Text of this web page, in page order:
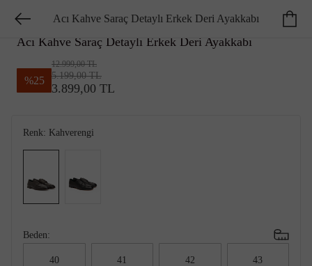
GEORGE HOGG SMART
Acı Kahve Saraç Detaylı Erkek Deri Ayakkabı
%25
12.999,00 TL
5.199,00 TL
3.899,00 TL
Renk: Kahverengi
Beden:
40 41 42 43
Acı Kahve Saraç Detaylı Erkek Deri Ayakkabı